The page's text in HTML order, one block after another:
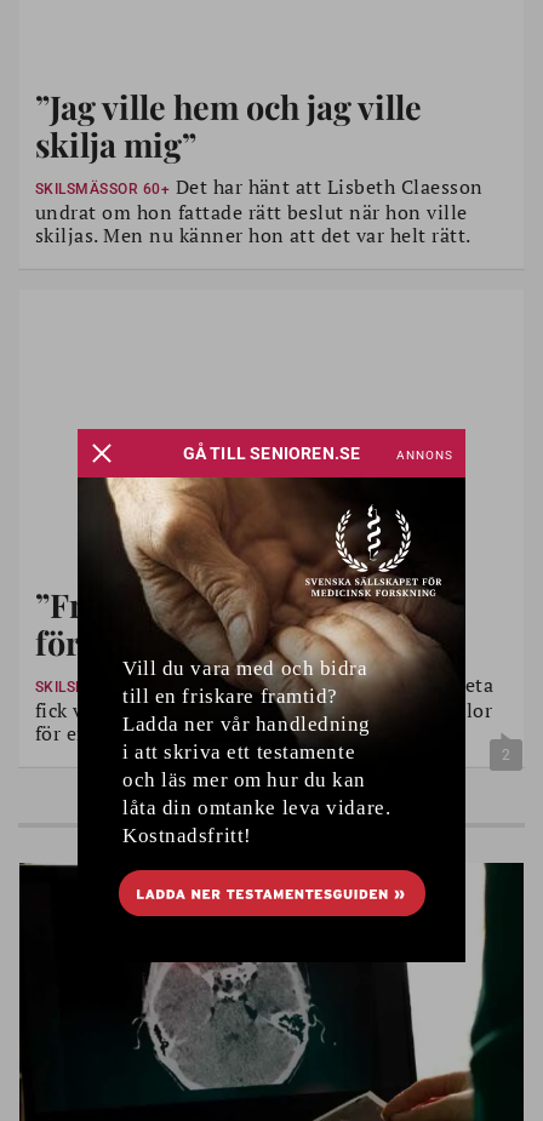
”Jag ville hem och jag ville
skilja mig”
SKILSMÄSSOR 60+ Det har hänt att Lisbeth Claesson
undrat om hon fattade rätt beslut när hon ville
skiljas. Men nu känner hon att det var helt rätt.
”Från en dag till en annan
förlorade jag allt”
SKILSMÄSSOR 60+
Det har gått 13 år sedan Margareta
fick veta att hennes dåvarande make hade känslor
för en annan och ville lämna äktenskapet.
2
FRÅN LÖPET